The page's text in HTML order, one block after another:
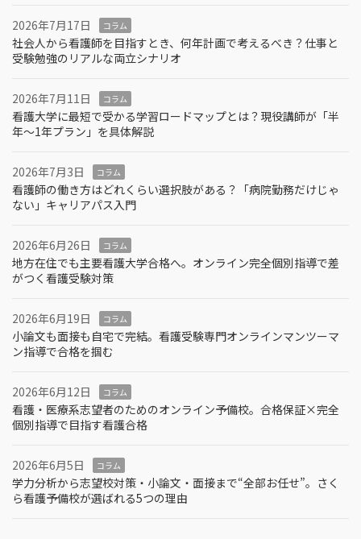
2026年7月17日 コラム
社会人から看護師を目指すとき、何年計画で考えるべき？仕事と
受験勉強のリアルな両立シナリオ
2026年7月11日 コラム
看護大学に最短で受かる学習ロードマップとは？現役講師が「半
年～1年プラン」を具体解説
2026年7月3日 コラム
看護師の働き方はどれくらい選択肢がある？「病院勤務だけじゃ
ない」キャリアパス入門
2026年6月26日 コラム
地方在住でも主要看護大学合格へ。オンライン完全個別指導で差
がつく看護受験対策
2026年6月19日 コラム
小論文も面接も自宅で完結。看護受験専門オンラインマンツーマ
ン指導で合格を掴む
2026年6月12日 コラム
看護・医療系志望者のためのオンライン予備校。合格保証×完全
個別指導で目指す看護合格
2026年6月5日 コラム
学力分析から志望校対策・小論文・面接まで“全部お任せ”。さく
ら看護予備校が選ばれる5つの理由